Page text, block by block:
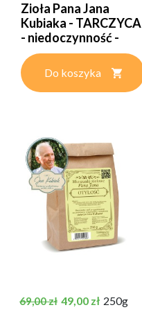
Zioła Pana Jana
Kubiaka - TARCZYCA
- niedoczynność -
250g
Do koszyka
Cena podstawowa
69,00 zł Cena
49,00 zł 250g